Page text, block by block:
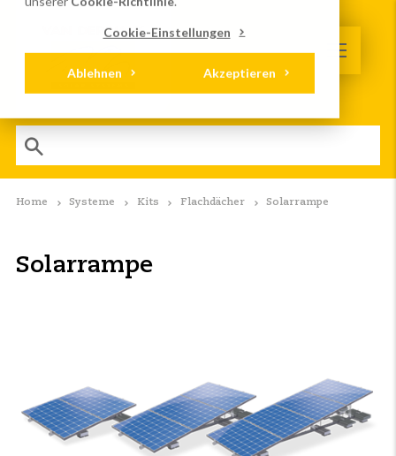
Cookie-Einstellungen
Akzeptieren
Ablehnen
Home Systeme Kits Flachdächer Solarrampe
Solarrampe